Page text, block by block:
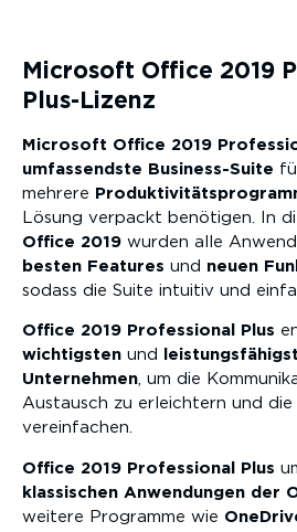
Microsoft Office 2019
Plus-Lizenz
Microsoft Office 2019
umfassendste Business-Suite
mehrere
Lösung verpackt benötigen. In
Office 2019 wurden alle
besten Features und neuen
sodass die Suite intuitiv und
Office 2019 Professional Plus
wichtigsten und
Unternehmen, um die
Austausch zu erleichtern und
vereinfachen.
Office 2019 Professional Plus
klassischen Anwendungen der
weitere Programme wie